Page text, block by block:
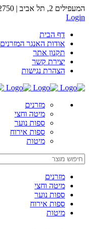
המעפילים 2, תל אביב | 03-5042750
Login
דף הבית
אודות האנגר המזרנים
תקנון אתר
יצירת קשר
הצהרת נגישות
מזרנים
מיטה וחצי
ספות נוער
ספות אירוח
מיטות
מזרנים
מיטה וחצי
ספות נוער
ספות אירוח
מיטות